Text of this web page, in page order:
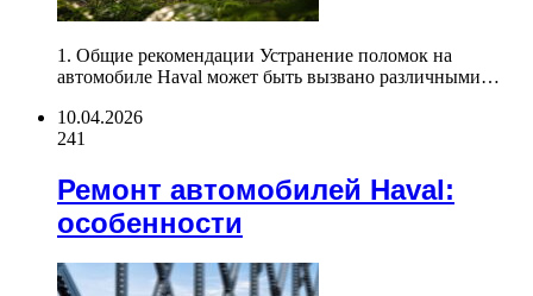
1. Общие рекомендации Устранение поломок на
автомобиле Haval может быть вызвано различными…
10.04.2026
241
Ремонт автомобилей Haval:
особенности